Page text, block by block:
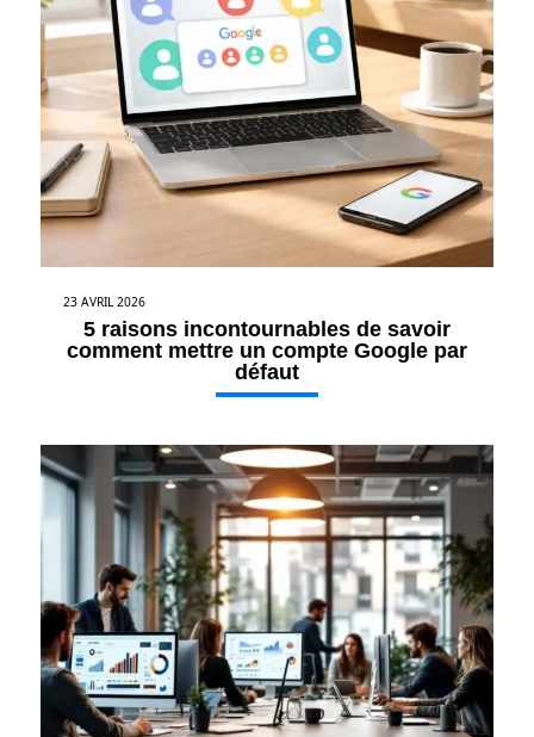
23 AVRIL 2026
5 raisons incontournables de savoir
comment mettre un compte Google par
défaut